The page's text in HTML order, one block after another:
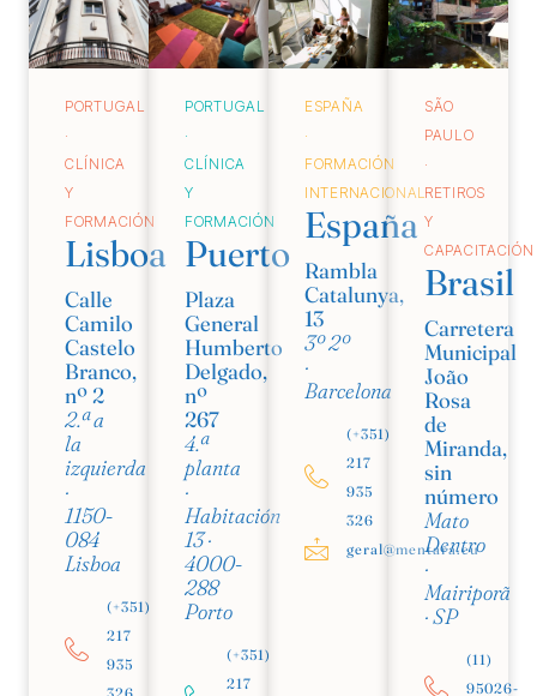
PORTUGAL
·
CLÍNICA
Y
FORMACIÓN
Lisboa
Calle
Camilo
Castelo
Branco,
nº 2
2.ª a
la
izquierda
·
1150-
084
Lisboa
(+351)
217
935
PORTUGAL
·
CLÍNICA
Y
FORMACIÓN
Puerto
Plaza
General
Humberto
Delgado,
nº
267
4.ª
planta
·
Habitación
13 ·
4000-
288
Porto
(+351)
217
ESPAÑA
·
FORMACIÓN
INTERNACIONAL
España
Rambla
Catalunya,
13
3º 2º
·
Barcelona
(+351)
217
935
326
geral@mentara.eu
SÃO
PAULO
·
RETIROS
Y
CAPACITACIÓN
Brasil
Carretera
Municipal
João
Rosa
de
Miranda,
sin
número
Mato
Dentro
·
Mairiporã
· SP
(11)
95026-